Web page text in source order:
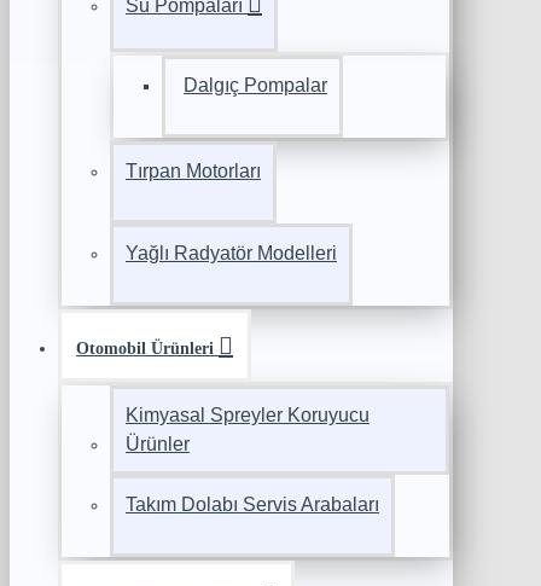
Su Pompaları
Dalgıç Pompalar
Tırpan Motorları
Yağlı Radyatör Modelleri
Otomobil Ürünleri
Kimyasal Spreyler Koruyucu
Ürünler
Takım Dolabı Servis Arabaları